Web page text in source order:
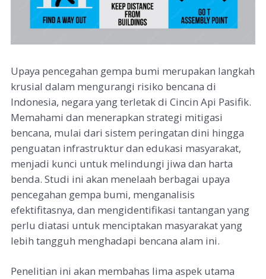
Upaya pencegahan gempa bumi merupakan langkah
krusial dalam mengurangi risiko bencana di
Indonesia, negara yang terletak di Cincin Api Pasifik.
Memahami dan menerapkan strategi mitigasi
bencana, mulai dari sistem peringatan dini hingga
penguatan infrastruktur dan edukasi masyarakat,
menjadi kunci untuk melindungi jiwa dan harta
benda. Studi ini akan menelaah berbagai upaya
pencegahan gempa bumi, menganalisis
efektifitasnya, dan mengidentifikasi tantangan yang
perlu diatasi untuk menciptakan masyarakat yang
lebih tangguh menghadapi bencana alam ini.
Penelitian ini akan membahas lima aspek utama